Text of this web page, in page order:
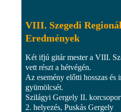
VIII. Szegedi
Eredmények
Két ifjú gitár mester a VIII.
vett részt a hétvégén.
Az esemény előtti hosszas és
gyümölcsét.
Szilágyi Gergely II.
2. helyezés, Puskás Gergely